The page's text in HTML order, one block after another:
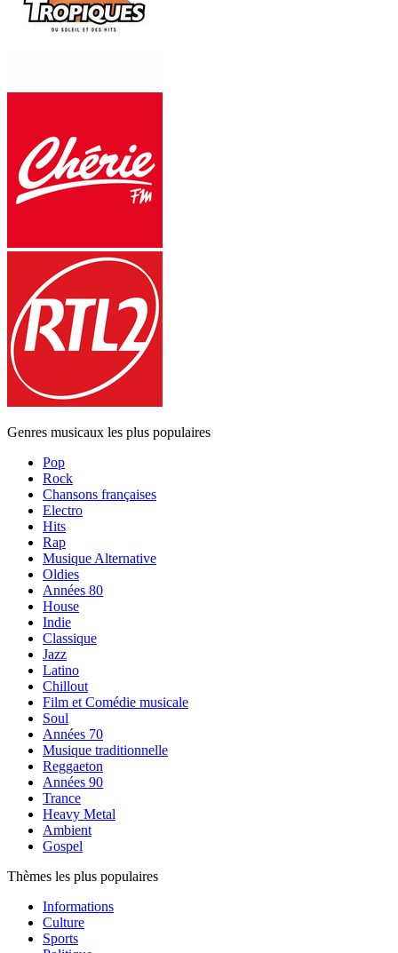
Genres musicaux les plus populaires
Pop
Rock
Chansons françaises
Electro
Hits
Rap
Musique Alternative
Oldies
Années 80
House
Indie
Classique
Jazz
Latino
Chillout
Film et Comédie musicale
Soul
Années 70
Musique traditionnelle
Reggaeton
Années 90
Trance
Heavy Metal
Ambient
Gospel
Thèmes les plus populaires
Informations
Culture
Sports